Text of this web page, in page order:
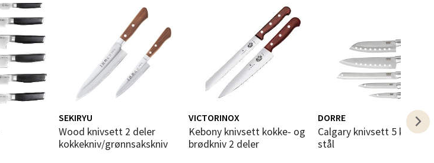
SEKIRYU
Wood knivsett 2 deler
kokkekniv/grønnsakskniv
VICTORINOX
Kebony knivsett kokke- og
brødkniv 2 deler
DORRE
Calgary knivsett 5 kniver i
stål